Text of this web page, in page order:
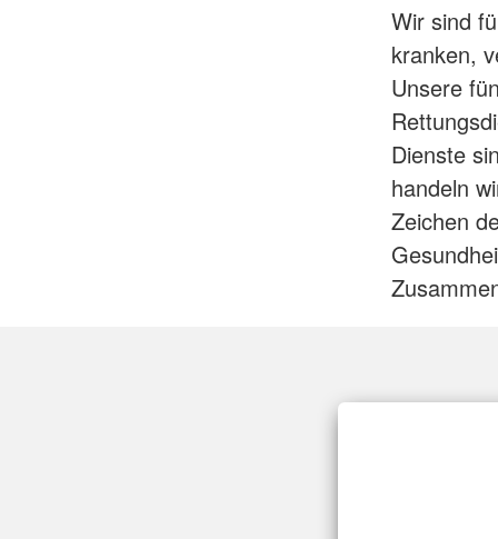
Wir sind
kranken,
Unsere
Dienste
handeln
Zeichen